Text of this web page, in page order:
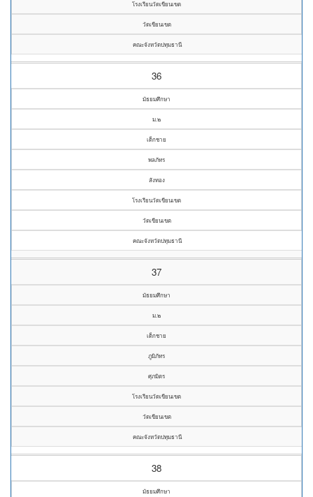
โรงเรียนวัดเขียนเขต
วัดเขียนเขต
คณะจังหวัดปทุมธานี
36
มัธยมศึกษา
ม.๒
เด็กชาย
พลภัทร
สังทอง
โรงเรียนวัดเขียนเขต
วัดเขียนเขต
คณะจังหวัดปทุมธานี
37
มัธยมศึกษา
ม.๒
เด็กชาย
ภูมิภัทร
ศุภมิตร
โรงเรียนวัดเขียนเขต
วัดเขียนเขต
คณะจังหวัดปทุมธานี
38
มัธยมศึกษา